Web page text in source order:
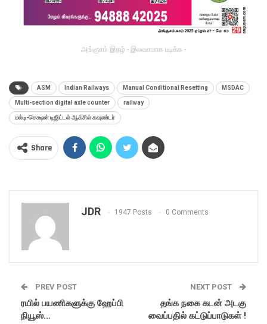
அங்குசம் இதழ் - இலவசமாக படிக்க -
ASM Indian Railways Manual Conditional Resetting MSDAC
Multi-section digital axle counter railway
மல்டி-செக்ஷன் டிஜிட்டல் ஆக்சில் கவுண்டர்
Share
JDR 1947 Posts 0 Comments
PREV POST
ரயில் பயணிகளுக்கு ஹேப்பி
நியூஸ்…
NEXT POST
தங்க நகை கடன் அடகு
வைப்பதில் கட்டுப்பாடுகள் !